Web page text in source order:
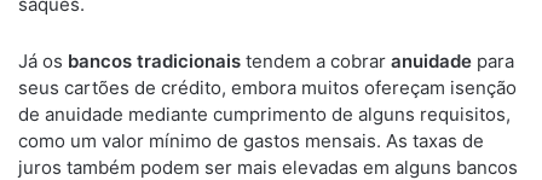
Já os bancos tradicionais tendem a cobrar anuidade para
seus cartões de crédito, embora muitos ofereçam isenção
de anuidade mediante cumprimento de alguns requisitos,
como um valor mínimo de gastos mensais. As taxas de
juros também podem ser mais elevadas em alguns bancos